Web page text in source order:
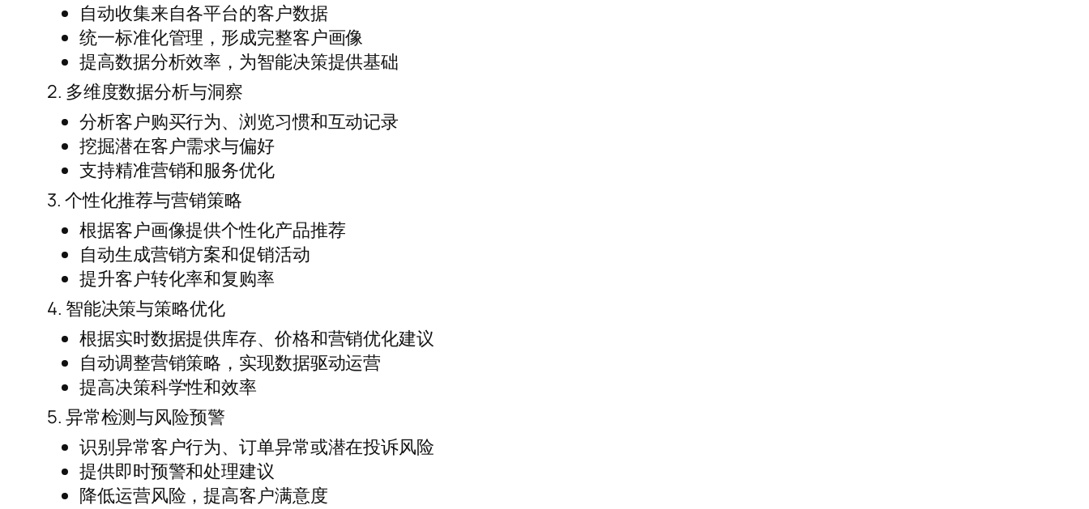
自动收集来自各平台的客户数据
统一标准化管理，形成完整客户画像
提高数据分析效率，为智能决策提供基础
2. 多维度数据分析与洞察
分析客户购买行为、浏览习惯和互动记录
挖掘潜在客户需求与偏好
支持精准营销和服务优化
3. 个性化推荐与营销策略
根据客户画像提供个性化产品推荐
自动生成营销方案和促销活动
提升客户转化率和复购率
4. 智能决策与策略优化
根据实时数据提供库存、价格和营销优化建议
自动调整营销策略，实现数据驱动运营
提高决策科学性和效率
5. 异常检测与风险预警
识别异常客户行为、订单异常或潜在投诉风险
提供即时预警和处理建议
降低运营风险，提高客户满意度